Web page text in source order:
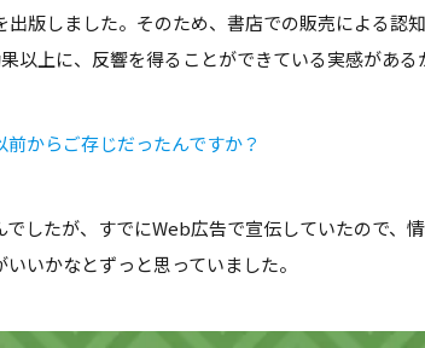
版しました。そのため、書店での販売による認
以上に、反響を得ることができている実感がある
からご存じだったんですか？
したが、すでにWeb広告で宣伝していたので、
いかなとずっと思っていました。